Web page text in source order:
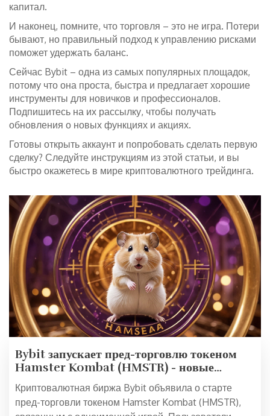
капитал.
И наконец, помните, что торговля – это не игра. Потери
бывают, но правильный подход к управлению рисками
поможет удержать баланс.
Сейчас Bybit – одна из самых популярных площадок,
потому что она проста, быстра и предлагает хорошие
инструменты для новичков и профессионалов.
Подпишитесь на их рассылку, чтобы получать
обновления о новых функциях и акциях.
Готовы открыть аккаунт и попробовать сделать первую
сделку? Следуйте инструкциям из этой статьи, и вы
быстро окажетесь в мире криптовалютного трейдинга.
Bybit запускает пред-торговлю токеном
Hamster Kombat (HMSTR) - новые
возможности для инвесторов
Криптовалютная биржа Bybit объявила о старте
пред-торговли токеном Hamster Kombat (HMSTR),